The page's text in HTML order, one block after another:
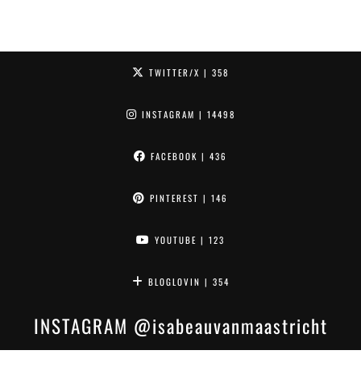
TWITTER/X | 358
INSTAGRAM | 14498
FACEBOOK | 436
PINTEREST | 146
YOUTUBE | 123
BLOGLOVIN | 354
INSTAGRAM @isabeauvanmaastricht